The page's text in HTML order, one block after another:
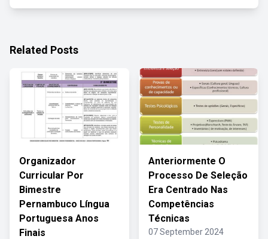
Related Posts
Organizador
Curricular Por
Bimestre
Pernambuco Língua
Portuguesa Anos
Finais
Anteriormente O
Processo De Seleção
Era Centrado Nas
Competências
Técnicas
07 September 2024